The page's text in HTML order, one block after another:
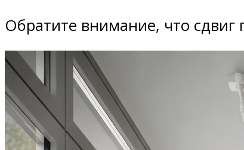
Обратите внимание, что